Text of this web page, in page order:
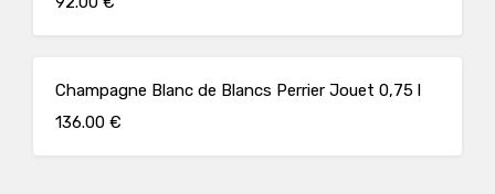
Champagne Blanc de Blancs Perrier Jouet 0,75 l
136.00 €